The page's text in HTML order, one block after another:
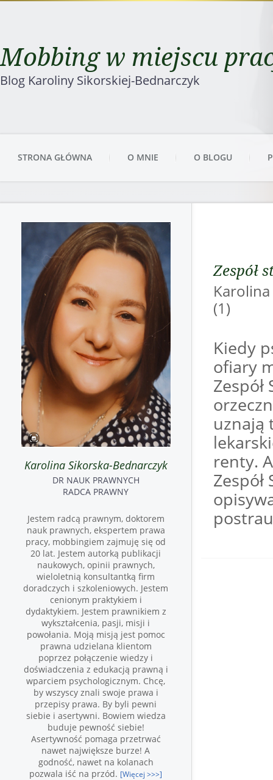
Mobbing w miejscu
Blog Karoliny Sikorskiej-Bednarczyk
STRONA GŁÓWNA O MNIE O BLOGU
Zespół
(1)
Kiedy
ofiary
uznają
renty.
Karolina Sikorska-Bednarczyk
DR NAUK PRAWNYCH
RADCA PRAWNY
Jestem radcą prawnym, doktorem
nauk prawnych, ekspertem prawa
pracy, mobbingiem zajmuję się od
20 lat. Jestem autorką publikacji
naukowych, opinii prawnych,
wieloletnią konsultantką firm
doradczych i szkoleniowych. Jestem
cenionym praktykiem i
dydaktykiem. Jestem prawnikiem z
wykształcenia, pasji, misji i
powołania. Moją misją jest pomoc
prawna udzielana klientom
poprzez połączenie wiedzy i
doświadczenia z edukacją prawną i
wparciem psychologicznym. Chcę,
by wszyscy znali swoje prawa i
przepisy prawa. By byli pewni
siebie i asertywni. Bowiem wiedza
buduje pewność siebie!
Asertywność pomaga przetrwać
nawet największe burze! A
godność, nawet na kolanach
pozwala iść na przód. [Więcej >>>]